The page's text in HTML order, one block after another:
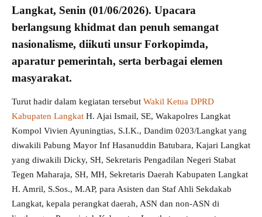
Langkat, Senin (01/06/2026). Upacara
berlangsung khidmat dan penuh semangat
nasionalisme, diikuti unsur Forkopimda,
aparatur pemerintah, serta berbagai elemen
masyarakat.
Turut hadir dalam kegiatan tersebut Wakil Ketua DPRD
Kabupaten Langkat H. Ajai Ismail, SE, Wakapolres Langkat
Kompol Vivien Ayuningtias, S.I.K., Dandim 0203/Langkat yang
diwakili Pabung Mayor Inf Hasanuddin Batubara, Kajari Langkat
yang diwakili Dicky, SH, Sekretaris Pengadilan Negeri Stabat
Tegen Maharaja, SH, MH, Sekretaris Daerah Kabupaten Langkat
H. Amril, S.Sos., M.AP, para Asisten dan Staf Ahli Sekdakab
Langkat, kepala perangkat daerah, ASN dan non-ASN di